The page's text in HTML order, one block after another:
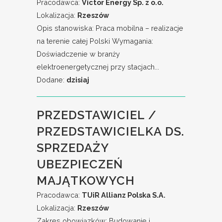
Pracodawca: Victor Energy Sp. z o.o.
Lokalizacja: Rzeszów
Opis stanowiska: Praca mobilna – realizacje
na terenie całej Polski Wymagania:
Doświadczenie w branży
elektroenergetycznej przy stacjach...
Dodane: dzisiaj
PRZEDSTAWICIEL /
PRZEDSTAWICIELKA DS.
SPRZEDAŻY
UBEZPIECZEŃ
MAJĄTKOWYCH
Pracodawca: TUiR Allianz Polska S.A.
Lokalizacja: Rzeszów